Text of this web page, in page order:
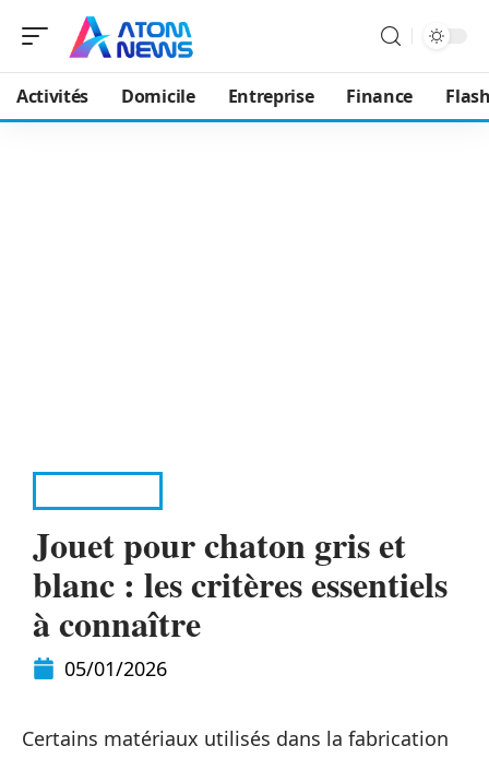
Activités Domicile Entreprise Finance
Jouet pour chaton gris et
blanc : les critères essentiels
à connaître
05/01/2026
Certains matériaux utilisés dans la fabrication